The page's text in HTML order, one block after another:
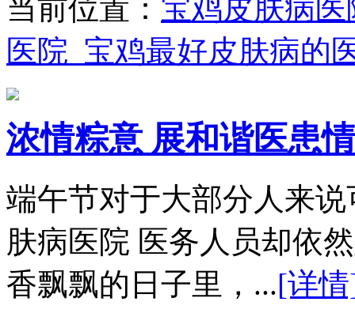
当前位置： 宝鸡皮肤病
医院_宝鸡最好皮肤病的
浓情粽意 展和谐医患
端午节对于大部分人来
肤病医院 医务人员却依
香飘飘的日子里，...[详